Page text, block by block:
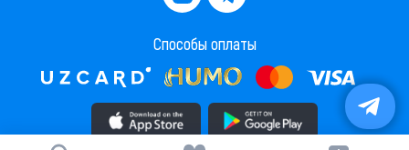
Способы оплаты
Скачать приложение в AppStore Скачать приложение в PlayMarket